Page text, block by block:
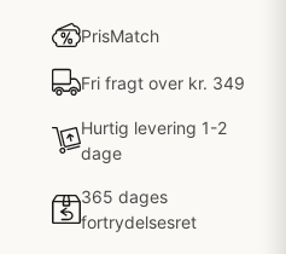
PrisMatch
Fri fragt over kr. 349
Hurtig levering 1-2
dage
365 dages
fortrydelsesret